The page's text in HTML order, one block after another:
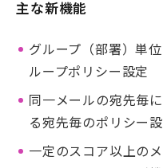
主な新機能
グループ（部署）単
ループポリシー設定
同一メールの宛先毎
る宛先毎のポリシー
一定のスコア以上の